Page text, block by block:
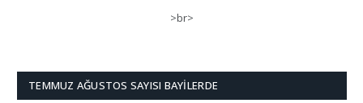
>br>
TEMMUZ AĞUSTOS SAYISI BAYILERDE